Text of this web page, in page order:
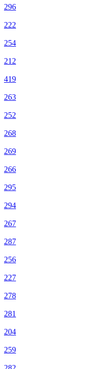
296
222
254
212
419
263
252
268
269
266
295
294
267
287
256
227
278
281
204
259